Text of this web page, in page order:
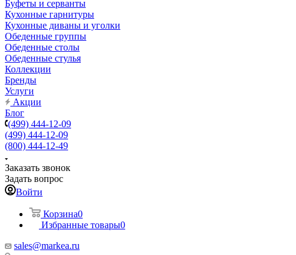
Буфеты и серванты
Кухонные гарнитуры
Кухонные диваны и уголки
Обеденные группы
Обеденные столы
Обеденные стулья
Коллекции
Бренды
Услуги
Акции
Блог
(499) 444-12-09
(499) 444-12-09
(800) 444-12-49
Заказать звонок
Задать вопрос
Войти
Корзина0
Избранные товары0
sales@markea.ru